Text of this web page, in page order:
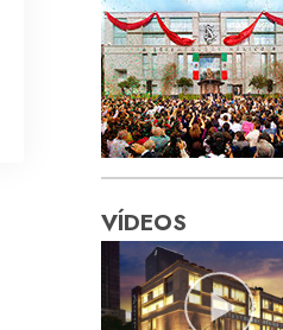
VÍDEOS